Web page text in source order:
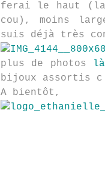
ferai le haut (la
cou), moins
suis déjà très
plus de photos
bijoux assortis c
A bientôt,